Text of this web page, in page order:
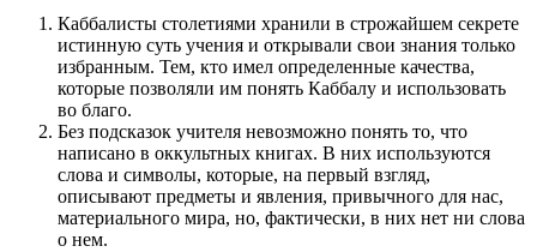
Каббалисты столетиями хранили в строжайшем секрете
истинную суть учения и открывали свои знания только
избранным. Тем, кто имел определенные качества,
которые позволяли им понять Каббалу и использовать
во благо.
Без подсказок учителя невозможно понять то, что
написано в оккультных книгах. В них используются
слова и символы, которые, на первый взгляд,
описывают предметы и явления, привычного для нас,
материального мира, но, фактически, в них нет ни слова
о нем.